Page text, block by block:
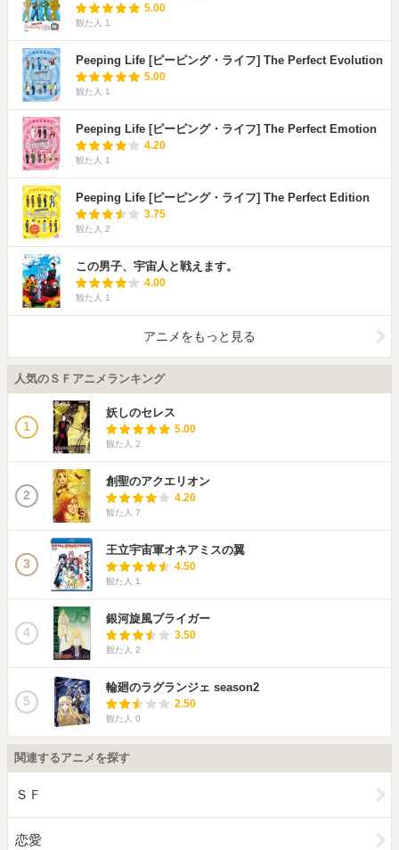
5.00
観た人 1
Peeping Life [ピーピング・ライフ] The Perfect Evolution
5.00
観た人 1
Peeping Life [ピーピング・ライフ] The Perfect Emotion
4.20
観た人 1
Peeping Life [ピーピング・ライフ] The Perfect Edition
3.75
観た人 2
この男子、宇宙人と戦えます。
4.00
観た人 1
アニメをもっと見る
人気のＳＦアニメランキング
1
妖しのセレス
5.00
観た人 2
2
創聖のアクエリオン
4.20
観た人 7
3
王立宇宙軍オネアミスの翼
4.50
観た人 1
4
銀河旋風ブライガー
3.50
観た人 2
5
輪廻のラグランジェ season2
2.50
観た人 0
関連するアニメを探す
ＳＦ
恋愛